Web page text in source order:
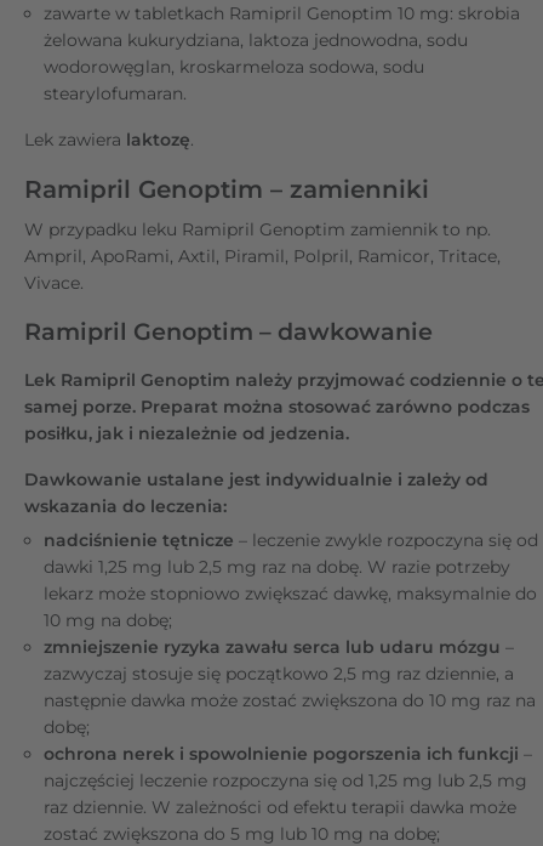
zawarte w tabletkach Ramipril Genoptim 10 mg: skrobia
żelowana kukurydziana, laktoza jednowodna, sodu
wodorowęglan, kroskarmeloza sodowa, sodu
stearylofumaran.
Lek zawiera laktozę.
Ramipril Genoptim – zamienniki
W przypadku leku Ramipril Genoptim zamiennik to np.
Ampril, ApoRami, Axtil, Piramil, Polpril, Ramicor, Tritace,
Vivace.
Ramipril Genoptim – dawkowanie
Lek Ramipril Genoptim należy przyjmować codziennie o
samej porze. Preparat można stosować zarówno podczas
posiłku, jak i niezależnie od jedzenia.
Dawkowanie ustalane jest indywidualnie i zależy od
wskazania do leczenia:
nadciśnienie tętnicze – leczenie zwykle rozpoczyna się od
dawki 1,25 mg lub 2,5 mg raz na dobę. W razie potrzeby
lekarz może stopniowo zwiększać dawkę, maksymalnie do
10 mg na dobę;
zmniejszenie ryzyka zawału serca lub udaru mózgu –
zazwyczaj stosuje się początkowo 2,5 mg raz dziennie, a
następnie dawka może zostać zwiększona do 10 mg raz na
dobę;
ochrona nerek i spowolnienie pogorszenia ich funkcji –
najczęściej leczenie rozpoczyna się od 1,25 mg lub 2,5 mg
raz dziennie. W zależności od efektu terapii dawka może
zostać zwiększona do 5 mg lub 10 mg na dobę;